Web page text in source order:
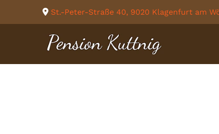
 St.-Peter-Straße 40, 9020 Klagenfurt am